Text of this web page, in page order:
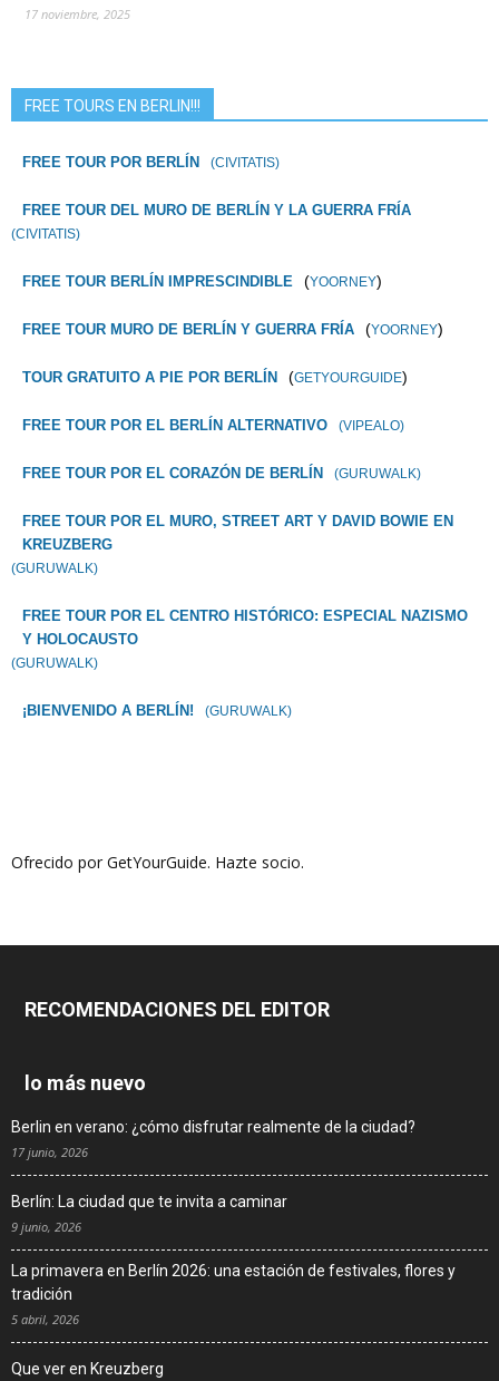
17 noviembre, 2025
FREE TOURS EN BERLIN!!!
FREE TOUR POR BERLÍN (CIVITATIS)
FREE TOUR DEL MURO DE BERLÍN Y LA GUERRA FRÍA
(CIVITATIS)
FREE TOUR BERLÍN IMPRESCINDIBLE (YOORNEY)
FREE TOUR MURO DE BERLÍN Y GUERRA FRÍA (YOORNEY)
TOUR GRATUITO A PIE POR BERLÍN (GETYOURGUIDE)
FREE TOUR POR EL BERLÍN ALTERNATIVO (VIPEALO)
FREE TOUR POR EL CORAZÓN DE BERLÍN (GURUWALK)
FREE TOUR POR EL MURO, STREET ART Y DAVID BOWIE EN
KREUZBERG
(GURUWALK)
FREE TOUR POR EL CENTRO HISTÓRICO: ESPECIAL NAZISMO
Y HOLOCAUSTO
(GURUWALK)
¡BIENVENIDO A BERLÍN! (GURUWALK)
Ofrecido por GetYourGuide. Hazte socio.
RECOMENDACIONES DEL EDITOR
lo más nuevo
Berlin en verano: ¿cómo disfrutar realmente de la ciudad?
17 junio, 2026
Berlín: La ciudad que te invita a caminar
9 junio, 2026
La primavera en Berlín 2026: una estación de festivales, flores y
tradición
5 abril, 2026
Que ver en Kreuzberg